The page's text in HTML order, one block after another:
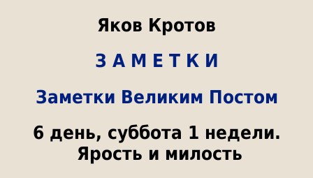
Яков Кротов
З А М Е Т К И
Заметки Великим Постом
6 день, суббота 1 недели.
Ярость и милость